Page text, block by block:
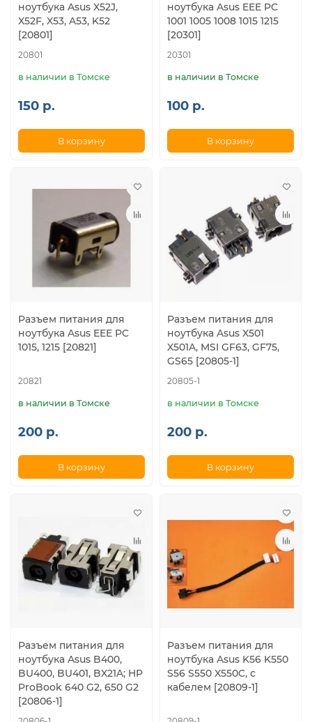
ноутбука Asus X52J,
X52F, X53, A53, K52
[20801]
20801
в наличии в Томске
150 р.
В корзину
ноутбука Asus EEE PC
1001 1005 1008 1015 1215
[20301]
20301
в наличии в Томске
100 р.
В корзину
Разъем питания для
ноутбука Asus EEE PC
1015, 1215 [20821]
20821
в наличии в Томске
200 р.
В корзину
Разъем питания для
ноутбука Asus X501
X501A, MSI GF63, GF75,
GS65 [20805-1]
20805-1
в наличии в Томске
200 р.
В корзину
Разъем питания для
ноутбука Asus B400,
BU400, BU401, BX21A; HP
ProBook 640 G2, 650 G2
[20806-1]
Разъем питания для
ноутбука Asus K56 K550
S56 S550 X550C, с
кабелем [20809-1]